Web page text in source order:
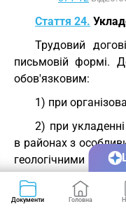
Стаття 24.
Трудовий
письмовій формі.
обов'язковим:
1) при
2) при
в районах з
геологічними
ризику для здоров'я;
3) при укладенні
Документи Головна